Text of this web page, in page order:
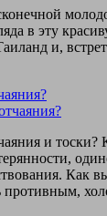
в эту
и,
и тоски?
Как
противным,